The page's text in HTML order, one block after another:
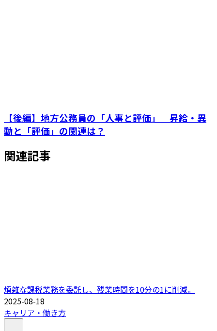
【後編】地方公務員の「人事と評価」 昇給・異
動と「評価」の関連は？
関連記事
煩雑な課税業務を委託し、残業時間を10分の1に削減。
2025-08-18
キャリア・働き方